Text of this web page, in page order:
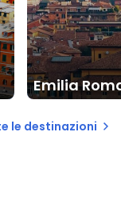
Emilia
le destinazioni